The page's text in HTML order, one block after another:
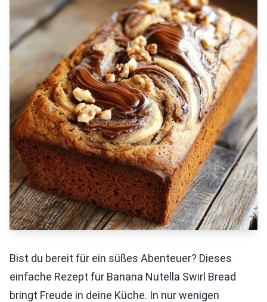
Bist du bereit für ein süßes Abenteuer? Dieses
einfache Rezept für Banana Nutella Swirl Bread
bringt Freude in deine Küche. In nur wenigen